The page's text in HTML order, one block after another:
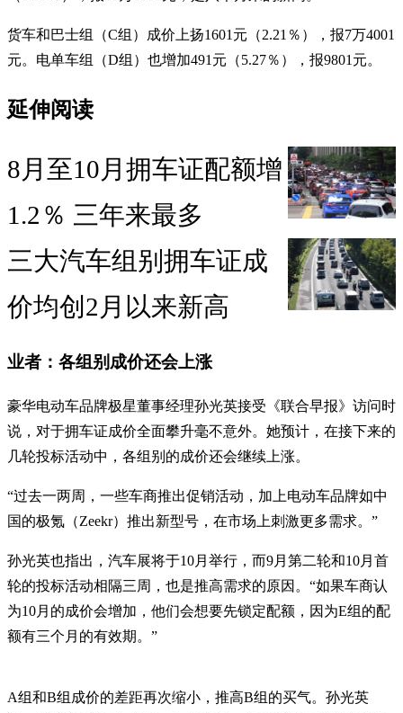
货车和巴士组（C组）成价上扬1601元（2.21％），报7万4001
元。电单车组（D组）也增加491元（5.27％），报9801元。
延伸阅读
8月至10月拥车证配额增
1.2％ 三年来最多
三大汽车组别拥车证成
价均创2月以来新高
业者：各组别成价还会上涨
豪华电动车品牌极星董事经理孙光英接受《联合早报》访问时
说，对于拥车证成价全面攀升毫不意外。她预计，在接下来的
几轮投标活动中，各组别的成价还会继续上涨。
“过去一两周，一些车商推出促销活动，加上电动车品牌如中
国的极氪（Zeekr）推出新型号，在市场上刺激更多需求。”
孙光英也指出，汽车展将于10月举行，而9月第二轮和10月首
轮的投标活动相隔三周，也是推高需求的原因。“如果车商认
为10月的成价会增加，他们会想要先锁定配额，因为E组的配
额有三个月的有效期。”
A组和B组成价的差距再次缩小，推高B组的买气。孙光英